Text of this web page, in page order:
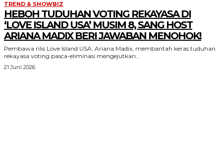
TREND & SHOWBIZ
HEBOH TUDUHAN VOTING REKAYASA DI
‘LOVE ISLAND USA’ MUSIM 8, SANG HOST
ARIANA MADIX BERI JAWABAN MENOHOK!
Pembawa rilis Love Island USA, Ariana Madix, membantah keras tuduhan
rekayasa voting pasca-eliminasi mengejutkan...
21 Juni 2026